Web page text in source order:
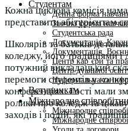
Студентам
Денна форма
Заочна форма
Студентська рада
Документація.
Документація.
Центр кар’єри та
Центр дуальної
Неформальна та
Вступникам
Міжнародне
Міжнародне
Міжнародне
Кожна циклова комісія
представити абітурієнтам
Школярів та батьків
коледжу, його традиціями
потужний викладацький
перемоги студентів у
конференціях. Гості мали
ролики про коледж та
заходів і подій, які